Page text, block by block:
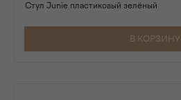
Стул Junie пластиковый зелёный
В КОРЗИНУ